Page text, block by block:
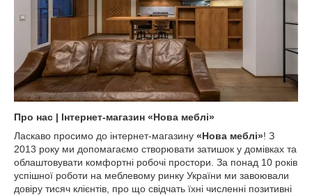
Про нас | Інтернет-магазин «Нова меблі»
Ласкаво просимо до інтернет-магазину «Нова меблі»! З
2013 року ми допомагаємо створювати затишок у домівках та
облаштовувати комфортні робочі простори. За понад 10 років
успішної роботи на меблевому ринку України ми завоювали
довіру тисяч клієнтів, про що свідчать їхні численні позитивні